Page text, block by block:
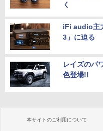
く
iFi audio主
3」に迫る
レイズのパ
色登場!!
本サイトのご利用について